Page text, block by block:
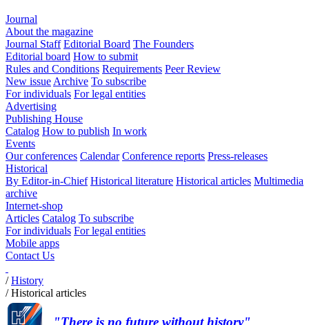
Journal
About the magazine
Journal Staff Editorial Board The Founders
Editorial board How to submit
Rules and Conditions Requirements Peer Review
New issue Archive To subscribe
For individuals For legal entities
Advertising
Publishing House
Catalog How to publish In work
Events
Our conferences Calendar Conference reports Press-releases
Historical
By Editor-in-Chief Historical literature Historical articles Multimedia
archive
Internet-shop
Articles Catalog To subscribe
For individuals For legal entities
Mobile apps
Contact Us
/History
/Historical articles
"There is no future without history"